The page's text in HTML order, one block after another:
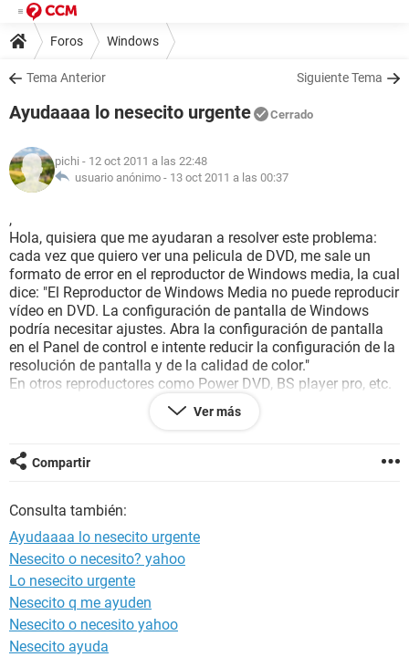
Foros Windows
Tema Anterior Siguiente Tema
Ayudaaaa lo nesecito urgente Cerrado
pichi - 12 oct 2011 a las 22:48
usuario anónimo - 13 oct 2011 a las 00:37
,
Hola, quisiera que me ayudaran a resolver este problema:
cada vez que quiero ver una pelicula de DVD, me sale un
formato de error en el reproductor de Windows media, la cual
dice: "El Reproductor de Windows Media no puede reproducir
vídeo en DVD. La configuración de pantalla de Windows
podría necesitar ajustes. Abra la configuración de pantalla
en el Panel de control e intente reducir la configuración de la
resolución de pantalla y de la calidad de color."
En otros reproductores como Power DVD, BS player pro, etc.
No funcionan tampoco. Realmente No creo que sea la
configuracion de mi pantalla porque siempre ha estado
sucedio de un dia para otro. :S... Ojalá puedan ayudarme...
gracias
Ver más
Compartir
Consulta también:
Ayudaaaa lo nesecito urgente
Nesecito o necesito? yahoo
Lo nesecito urgente
Nesecito q me ayuden
Nesecito o necesito yahoo
Nesecito ayuda